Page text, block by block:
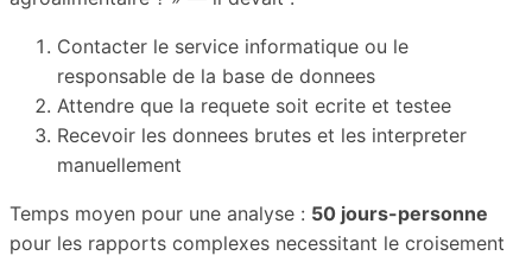
Contacter le service informatique ou le
responsable de la base de donnees
Attendre que la requete soit ecrite et testee
Recevoir les donnees brutes et les interpreter
manuellement
Temps moyen pour une analyse : 50 jours-personne
pour les rapports complexes necessitant le croisement